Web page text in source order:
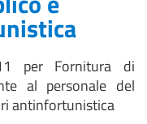
per Fornitura di
al personale del
antinfortunistica